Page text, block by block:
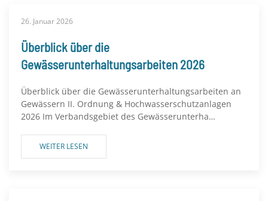
26. Januar 2026
Überblick über die
Gewässerunterhaltungsarbeiten 2026
Überblick über die Gewässerunterhaltungsarbeiten an
Gewässern II. Ordnung & Hochwasserschutzanlagen
2026 Im Verbandsgebiet des Gewässerunterha…
WEITER LESEN